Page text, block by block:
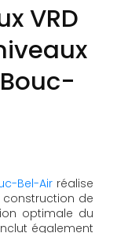
VRD
Bel-Airréalise
de
optimale du
également